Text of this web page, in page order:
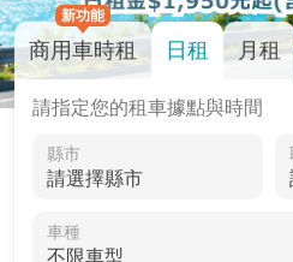
新功能
商用車時租 日租 月租
請指定您的租車據點與時間
縣市
車種